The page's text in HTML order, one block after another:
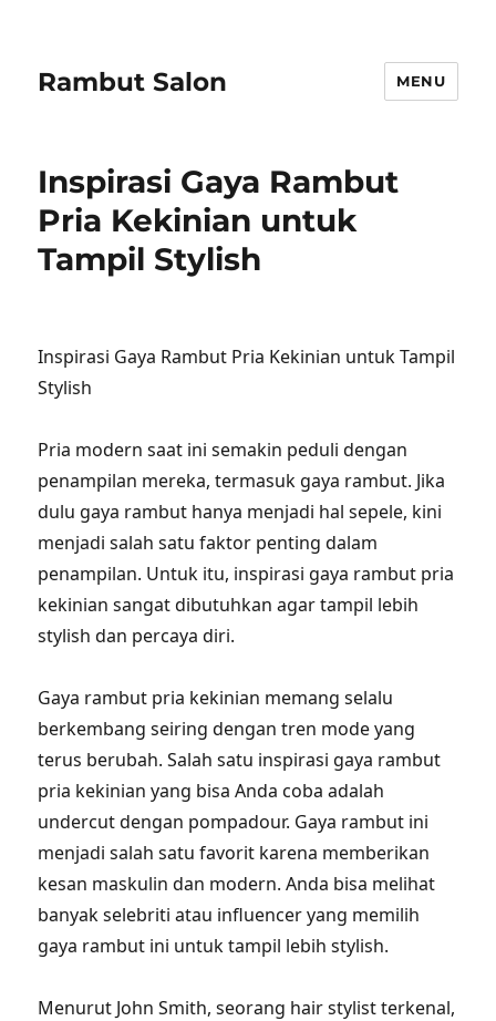
Rambut Salon MENU
Inspirasi Gaya Rambut
Pria Kekinian untuk
Tampil Stylish
Inspirasi Gaya Rambut Pria Kekinian untuk Tampil
Stylish
Pria modern saat ini semakin peduli dengan
penampilan mereka, termasuk gaya rambut. Jika
dulu gaya rambut hanya menjadi hal sepele, kini
menjadi salah satu faktor penting dalam
penampilan. Untuk itu, inspirasi gaya rambut pria
kekinian sangat dibutuhkan agar tampil lebih
stylish dan percaya diri.
Gaya rambut pria kekinian memang selalu
berkembang seiring dengan tren mode yang
terus berubah. Salah satu inspirasi gaya rambut
pria kekinian yang bisa Anda coba adalah
undercut dengan pompadour. Gaya rambut ini
menjadi salah satu favorit karena memberikan
kesan maskulin dan modern. Anda bisa melihat
banyak selebriti atau influencer yang memilih
gaya rambut ini untuk tampil lebih stylish.
Menurut John Smith, seorang hair stylist terkenal,